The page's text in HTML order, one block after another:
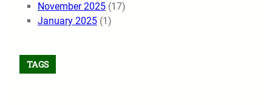
November 2025 (17)
January 2025 (1)
TAGS